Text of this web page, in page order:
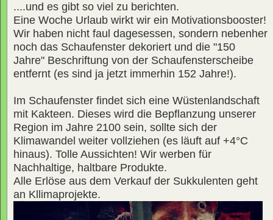
....und es gibt so viel zu berichten.
Eine Woche Urlaub wirkt wir ein Motivationsbooster!
Wir haben nicht faul dagesessen, sondern nebenher
noch das Schaufenster dekoriert und die "150
Jahre" Beschriftung von der Schaufensterscheibe
entfernt (es sind ja jetzt immerhin 152 Jahre!).
Im Schaufenster findet sich eine Wüstenlandschaft
mit Kakteen. Dieses wird die Bepflanzung unserer
Region im Jahre 2100 sein, sollte sich der
Klimawandel weiter vollziehen (es läuft auf +4°C
hinaus). Tolle Aussichten! Wir werben für
Nachhaltige, haltbare Produkte.
Alle Erlöse aus dem Verkauf der Sukkulenten geht
an Kllimaprojekte.